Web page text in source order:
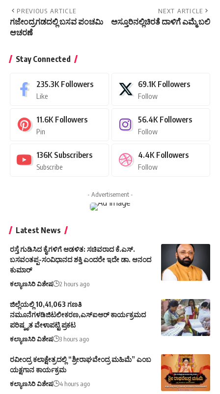
PREVIOUS ARTICLE
ಗಜೇಂದ್ರಗಡದಲ್ಲಿ ಬಸವ ಪಂಚಮಿ
ಆಚರಣೆ
NEXT ARTICLE
ಅಸ್ತೂರಿನಲ್ಲಿಚಿರತೆ ದಾಳಿಗೆ ಎಮ್ಮೆ ಬಲಿ
Stay Connected
235.3K Followers
Like
69.1K Followers
Follow
11.6K Followers
Pin
56.4K Followers
Follow
136K Subscribers
Subscribe
4.4K Followers
Follow
- Advertisement -
Latest News
ರಸ್ತೆ ಗುಡಿಸಿದ ಕೈಗಳಿಗೆ ಆಡಳಿತ: ಸಚಿವರಾದ ಕೆ.ಎಸ್.
ಬಸವಂತಪ್ಪ-ಸಂವಿಧಾನದ ಶಕ್ತಿ ಎಂದರೇ ಇದೇ ಡಾ. ಆನಂದ
ಕುಮಾರ್
ಕಲ್ಯಾಣಸಿರಿ ವಿಶೇಷ 2 hours ago
ಜಿಲ್ಲೆಯಲ್ಲಿ 10,41,063 ಗಣತಿ
ನಮೂನೆಗಳಡಿಜಿಟಲೀಕರಣ,ಎಸ್ಐಆರ್ ಕಾರ್ಯಕ್ರಮದ
ಪರಿಷ್ಕೃತ ವೇಳಾಪಟ್ಟಿ ಪ್ರಕಟ
ಕಲ್ಯಾಣಸಿರಿ ವಿಶೇಷ 3 hours ago
ರವೀಂದ್ರ ಕಲಾಕ್ಷೇತ್ರದಲ್ಲಿ “ಶ್ರೀರಾಘವೇಂದ್ರ ಮಹಿಮೆ” ಎಂಬ
ಯಕ್ಷಗಾನ ಕಾರ್ಯಕ್ರಮ
ಕಲ್ಯಾಣಸಿರಿ ವಿಶೇಷ 4 hours ago